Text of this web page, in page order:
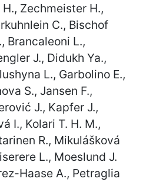
Zechmeister H.,
C., Bischof
Brancaleoni L.,
J., Didukh Ya.,
L., Garbolino E.,
S., Jansen F.,
J., Kapfer J.,
I., Kolari T. H. M.,
R., Mikulášková
L., Moeslund J.
Haase A., Petraglia